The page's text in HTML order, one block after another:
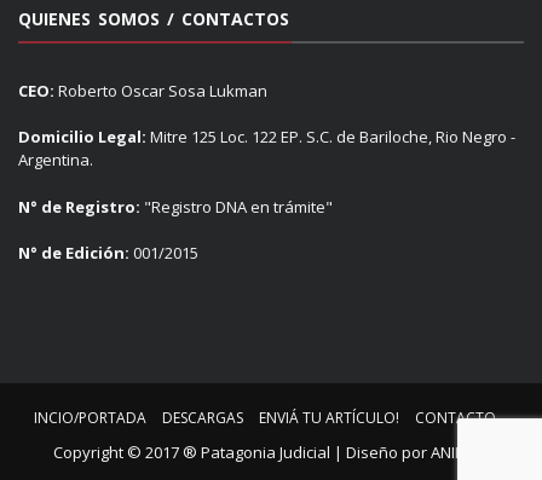
QUIENES SOMOS / CONTACTOS
CEO: Roberto Oscar Sosa Lukman
Domicilio Legal: Mitre 125 Loc. 122 EP. S.C. de Bariloche, Rio Negro -
Argentina.
N° de Registro: "Registro DNA en trámite"
N° de Edición: 001/2015
INCIO/PORTADA DESCARGAS ENVIÁ TU ARTÍCULO! CONTACTO
Copyright © 2017 ® Patagonia Judicial | Diseño porANIMUS